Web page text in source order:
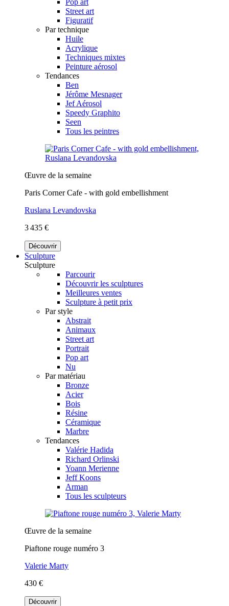
Street art
Figuratif
Par technique
Huile
Acrylique
Techniques mixtes
Peinture aérosol
Tendances
Ben
Jérôme Mesnager
Jef Aérosol
Speedy Graphito
Seen
Tous les peintres
Œuvre de la semaine
Paris Corner Cafe - with gold embellishment
Ruslana Levandovska
3 435 €
Découvrir
Sculpture
Sculpture
Parcourir
Découvrir les sculptures
Meilleures ventes
Sculpture à petit prix
Par style
Abstrait
Animaux
Street art
Portrait
Pop art
Nu
Par matériau
Bronze
Acier
Bois
Résine
Céramique
Marbre
Tendances
Valérie Hadida
Richard Orlinski
Yoann Merienne
Jeff Koons
Arman
Tous les sculpteurs
Œuvre de la semaine
Piaftone rouge numéro 3
Valerie Marty
430 €
Découvrir